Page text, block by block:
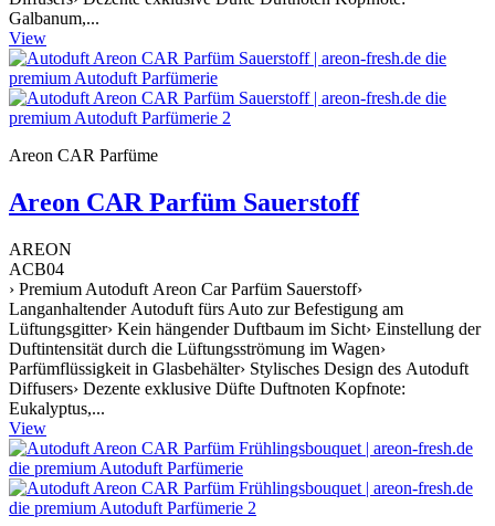
Galbanum,...
View
Areon CAR Parfüme
Areon CAR Parfüm Sauerstoff
AREON
ACB04
› Premium Autoduft Areon Car Parfüm Sauerstoff›
Langanhaltender Autoduft fürs Auto zur Befestigung am
Lüftungsgitter› Kein hängender Duftbaum im Sicht› Einstellung der
Duftintensität durch die Lüftungsströmung im Wagen›
Parfümflüssigkeit in Glasbehälter› Stylisches Design des Autoduft
Diffusers› Dezente exklusive Düfte Duftnoten Kopfnote:
Eukalyptus,...
View